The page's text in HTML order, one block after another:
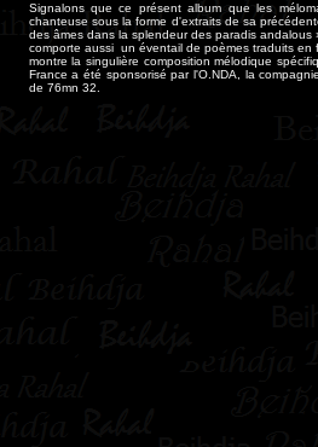
Signalons que ce présent album que les
chanteuse sous la forme d'extraits de sa
des âmes dans la splendeur des paradis andalous
comporte aussi un éventail de poèmes traduits
montre la singulière composition mélodique
France a été sponsorisé par l'O.NDA, la
de 76mn 32.